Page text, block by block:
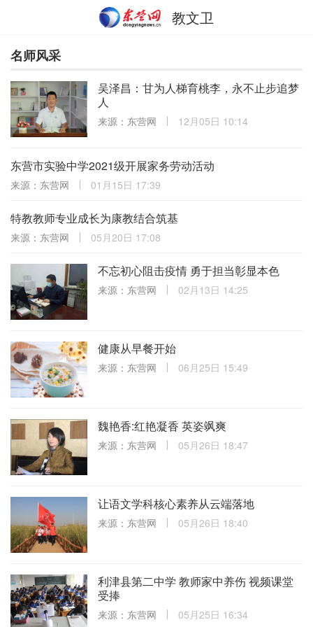
教文卫
名师风采
吴泽昌：甘为人梯育桃李，永不止步追梦
人
来源：东营网 12月05日 10:14
东营市实验中学2021级开展家务劳动活动
来源：东营网 01月15日 17:39
特教教师专业成长为康教结合筑基
来源：东营网 05月20日 17:08
不忘初心阻击疫情 勇于担当彰显本色
来源：东营网 02月13日 14:25
健康从早餐开始
来源：东营网 06月25日 15:49
魏艳香:红艳凝香 英姿飒爽
来源：东营网 05月26日 18:47
让语文学科核心素养从云端落地
来源：东营网 05月26日 18:40
利津县第二中学 教师家中养伤 视频课堂
受捧
来源：东营网 05月25日 16:34